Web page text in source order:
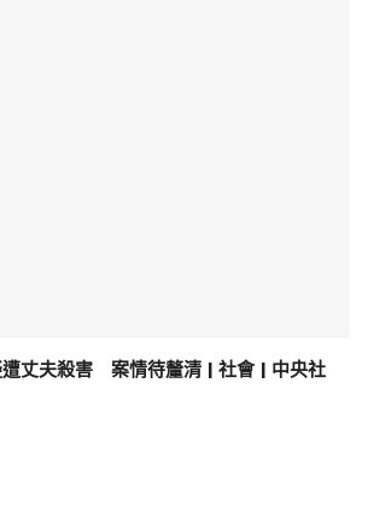
丈夫殺害 案情待釐清 | 社會 | 中央社